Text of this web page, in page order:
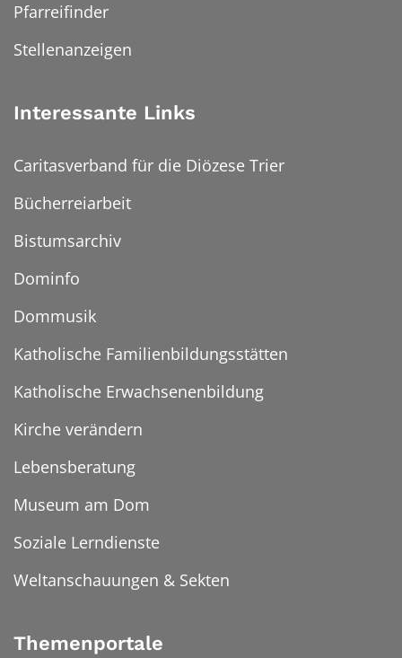
Pfarreifinder
Stellenanzeigen
Interessante Links
Caritasverband für die Diözese Trier
Bücherreiarbeit
Bistumsarchiv
Dominfo
Dommusik
Katholische Familienbildungsstätten
Katholische Erwachsenenbildung
Kirche verändern
Lebensberatung
Museum am Dom
Soziale Lerndienste
Weltanschauungen & Sekten
Themenportale